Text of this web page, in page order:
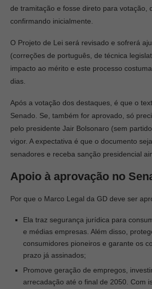
de tramitação e fosse direto para votação,
confirmando inicialmente.
O Projeto de Lei será revisado e sofrerá
(correções de português, de técnica
impacto ao mérito e este processo
dias.
Após a votação dos destaques, é que o
Senado. Se, também for aprovado, só
pelo presidente Jair Bolsonaro (sem
vigor. A expectativa é que o documento
senadores e receba sanção presidencial
Apoio à aprovação no
Por que o Marco Legal da GD deve ser
Ela traz segurança jurídica para
e médias empresas. Além disso,
consumidores pioneiros e garante os
prazo já assinados;
Promove geração de empregos,
arrecadação até o final de 2050. Com